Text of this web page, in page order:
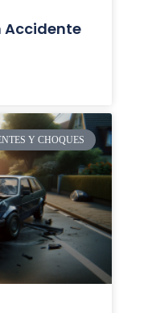
Accidente
Y CHOQUES